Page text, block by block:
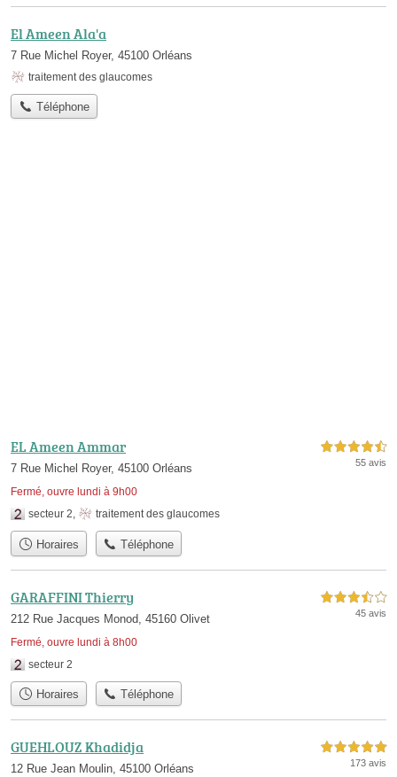
El Ameen Ala'a
7 Rue Michel Royer, 45100 Orléans
traitement des glaucomes
Téléphone
EL Ameen Ammar
7 Rue Michel Royer, 45100 Orléans
Fermé, ouvre lundi à 9h00
4,5 étoiles sur 5
55 avis
secteur 2, traitement des glaucomes
Horaires Téléphone
GARAFFINI Thierry
212 Rue Jacques Monod, 45160 Olivet
Fermé, ouvre lundi à 8h00
3,5 étoiles sur 5
45 avis
secteur 2
Horaires Téléphone
GUEHLOUZ Khadidja
12 Rue Jean Moulin, 45100 Orléans
5,0 étoiles sur 5
173 avis